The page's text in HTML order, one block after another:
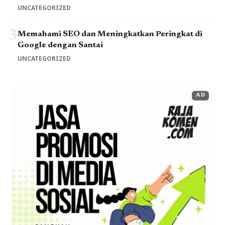
UNCATEGORIZED
3Memahami SEO dan Meningkatkan Peringkat di
Google dengan Santai
UNCATEGORIZED
AD